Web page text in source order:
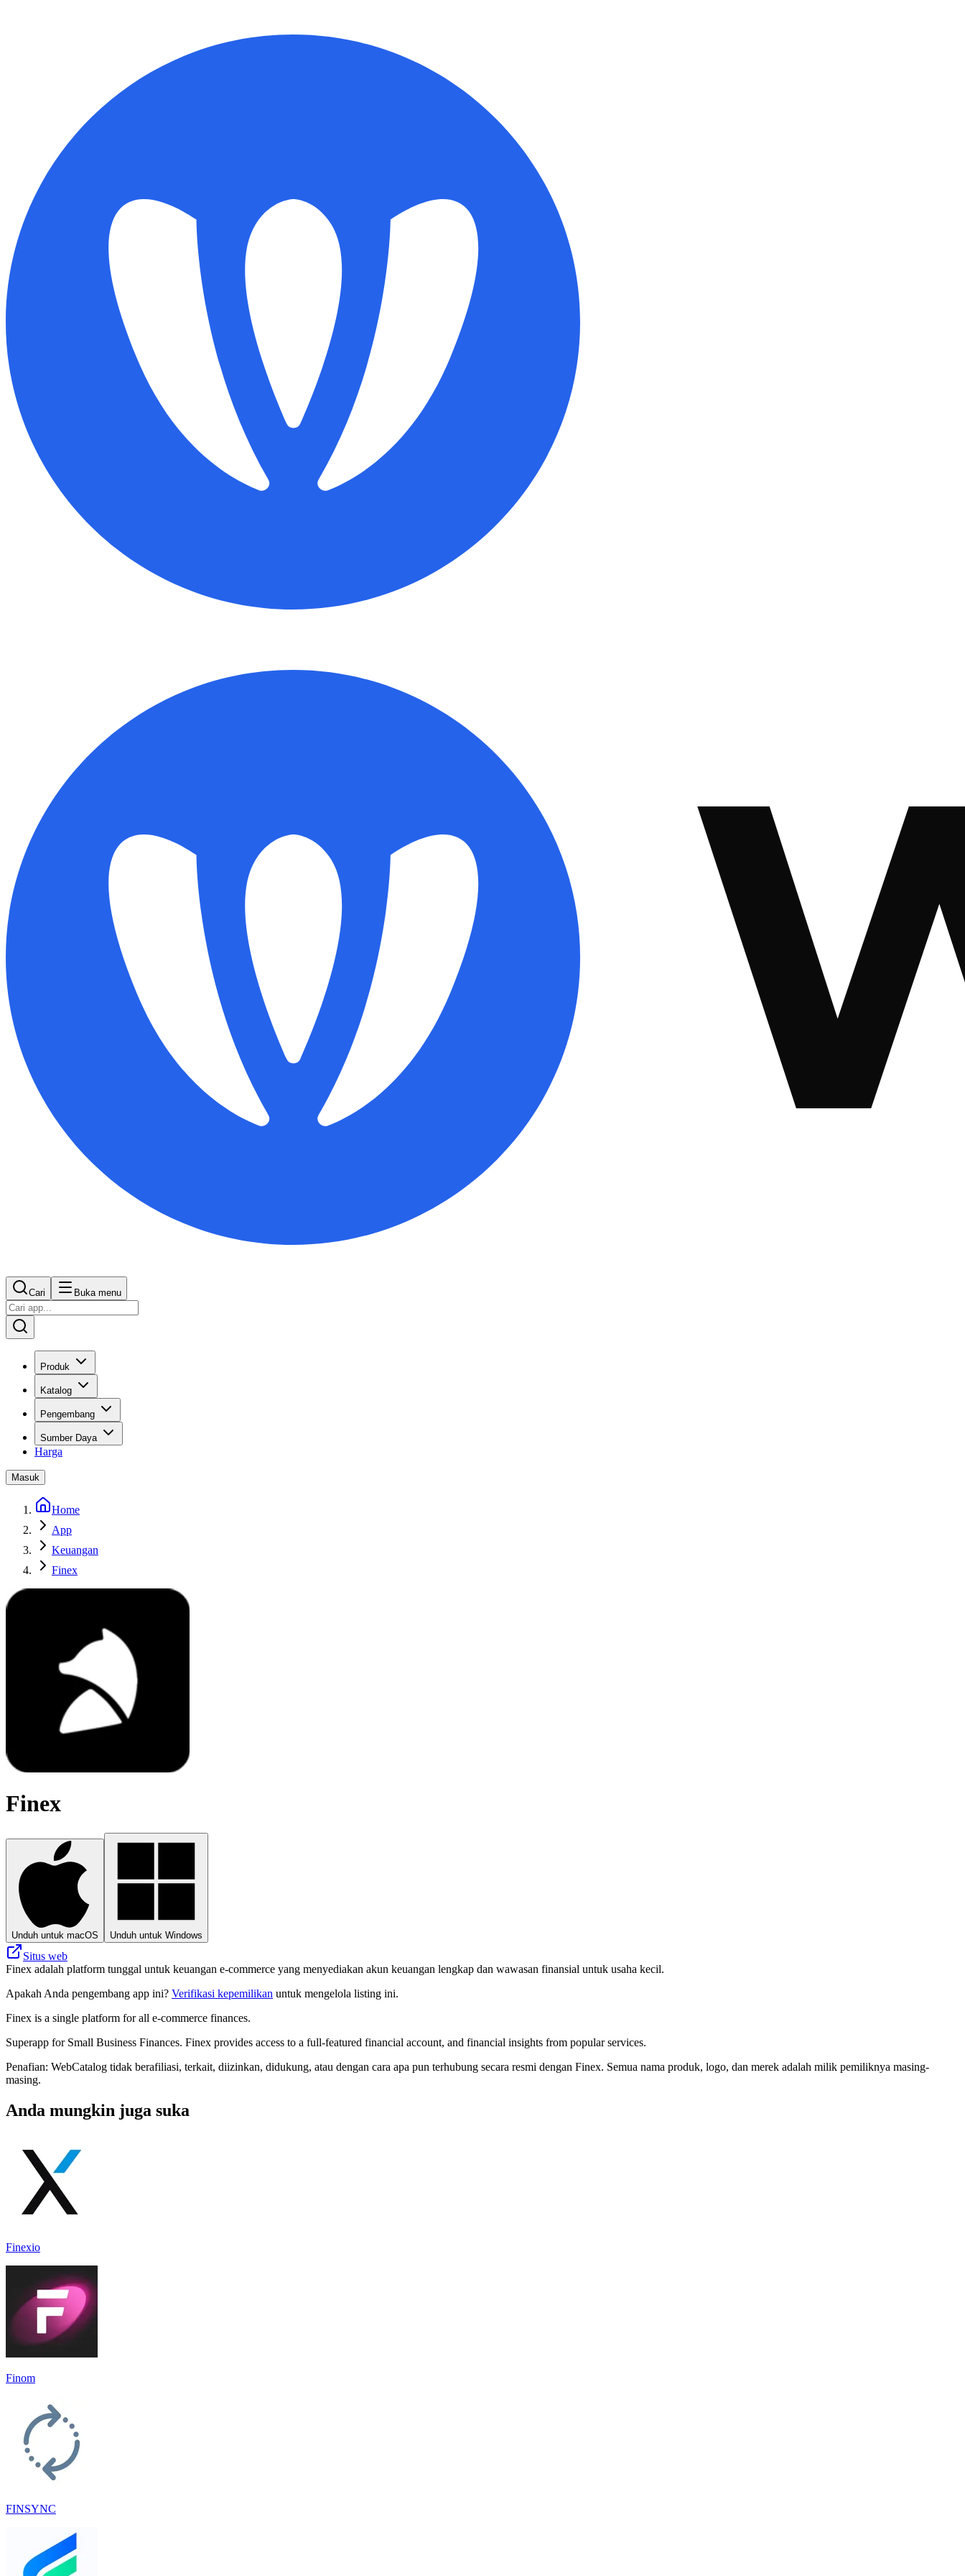
Cari Buka menu
Produk
Katalog
Pengembang
Sumber Daya
Harga
Masuk
Home
App
Keuangan
Finex
Finex
Unduh untuk macOS Unduh untuk Windows
Situs web
Finex adalah platform tunggal untuk keuangan e-commerce yang menyediakan akun keuangan lengkap dan wawasan finansial untuk usaha kecil.
Apakah Anda pengembang app ini? Verifikasi kepemilikan untuk mengelola listing ini.
Finex is a single platform for all e-commerce finances.
Superapp for Small Business Finances. Finex provides access to a full-featured financial account, and financial insights from popular services.
Penafian: WebCatalog tidak berafiliasi, terkait, diizinkan, didukung, atau dengan cara apa pun terhubung secara resmi dengan Finex. Semua nama produk, logo, dan merek adalah milik pemiliknya masing-
masing.
Anda mungkin juga suka
Finexio
Finom
FINSYNC